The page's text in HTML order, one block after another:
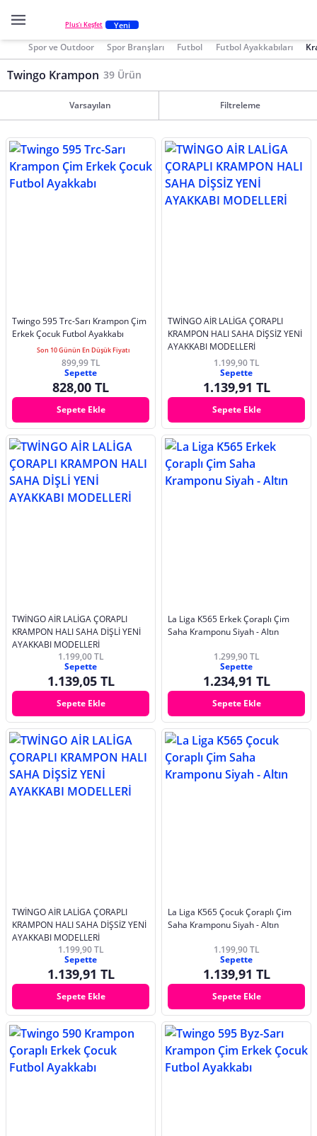
Plus'ı Keşfet Yeni
Spor ve Outdoor Spor Branşları Futbol Futbol Ayakkabıları
Twingo Krampon 39 Ürün
Varsayılan Filtreleme
Twingo 595 Trc-Sarı Krampon Çim
Erkek Çocuk Futbol Ayakkabı
Son 10 Günün En Düşük Fiyatı
899,99 TL
Sepette
828,00 TL
Sepete Ekle
TWİNGO AİR LALİGA ÇORAPLI
KRAMPON HALI SAHA DİŞSİZ YENİ
AYAKKABI MODELLERİ
1.199,90 TL
Sepette
1.139,91 TL
Sepete Ekle
TWİNGO AİR LALİGA ÇORAPLI
KRAMPON HALI SAHA DİŞLİ YENİ
AYAKKABI MODELLERİ
1.199,00 TL
Sepette
1.139,05 TL
Sepete Ekle
La Liga K565 Erkek Çoraplı Çim
Saha Kramponu Siyah - Altın
1.299,90 TL
Sepette
1.234,91 TL
Sepete Ekle
TWİNGO AİR LALİGA ÇORAPLI
KRAMPON HALI SAHA DİŞSİZ YENİ
AYAKKABI MODELLERİ
1.199,90 TL
Sepette
1.139,91 TL
Sepete Ekle
La Liga K565 Çocuk Çoraplı Çim
Saha Kramponu Siyah - Altın
1.199,90 TL
Sepette
1.139,91 TL
Sepete Ekle